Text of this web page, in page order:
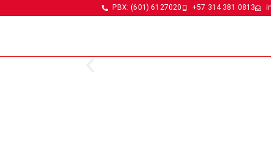
PBX: (601) 6127020 +57 314 381 0813